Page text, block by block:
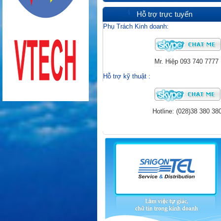
Hỗ trợ trực tuyến
Phụ Trách Kinh doanh:
Mr. Hiệp 093 740 7777
Hỗ trợ kỹ thuật :
Hotline: (028)38 380